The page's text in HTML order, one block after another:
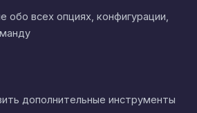
обо всех опциях, конфигурации,
дополнительные инструменты